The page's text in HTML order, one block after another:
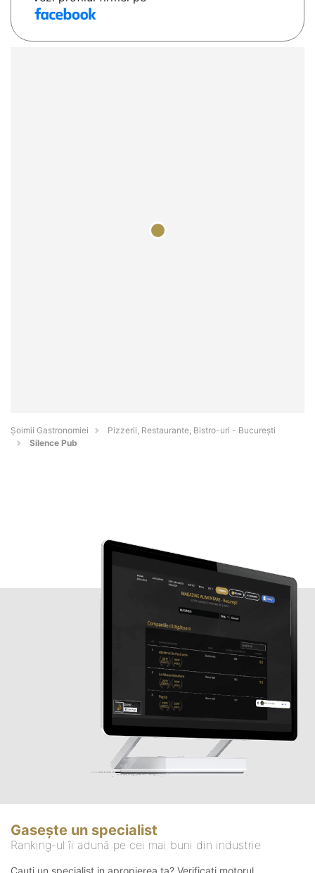
Șoimii Gastronomiei
Pizzerii, Restaurante, Bistro-uri - Bucureşti
Silence Pub
Gasește un specialist
Ranking-ul îi adună pe cei mai buni din industrie
Cauți un specialist in apropierea ta? Verificați motorul